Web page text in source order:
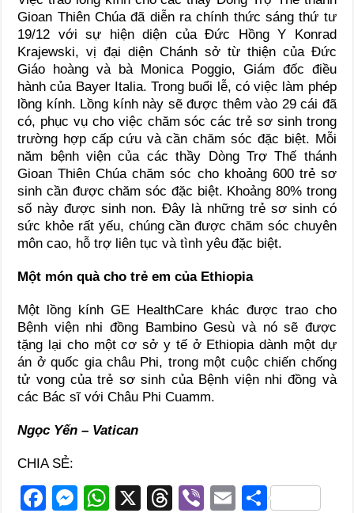
Gioan Thiên Chúa đã diễn ra chính thức sáng thứ tư
19/12 với sự hiện diện của Đức Hồng Y Konrad
Krajewski, vị đại diện Chánh sở từ thiện của Đức
Giáo hoàng và bà Monica Poggio, Giám đốc điều
hành của Bayer Italia. Trong buổi lễ, có việc làm phép
lồng kính. Lồng kính này sẽ được thêm vào 29 cái đã
có, phục vụ cho việc chăm sóc các trẻ sơ sinh trong
trường hợp cấp cứu và cần chăm sóc đặc biệt. Mỗi
năm bệnh viện của các thầy Dòng Trợ Thế thánh
Gioan Thiên Chúa chăm sóc cho khoảng 600 trẻ sơ
sinh cần được chăm sóc đặc biệt. Khoảng 80% trong
số này được sinh non. Đây là những trẻ sơ sinh có
sức khỏe rất yếu, chúng cần được chăm sóc chuyên
môn cao, hỗ trợ liên tục và tình yêu đặc biệt.
Một món quà cho trẻ em của Ethiopia
Một lồng kính GE HealthCare khác được trao cho
Bệnh viện nhi đồng Bambino Gesù và nó sẽ được
tặng lại cho một cơ sở y tế ở Ethiopia dành một dự
án ở quốc gia châu Phi, trong một cuộc chiến chống
tử vong của trẻ sơ sinh của Bệnh viện nhi đồng và
các Bác sĩ với Châu Phi Cuamm.
Ngọc Yến – Vatican
CHIA SẺ:
F
M
W
X
T
Vi
E S